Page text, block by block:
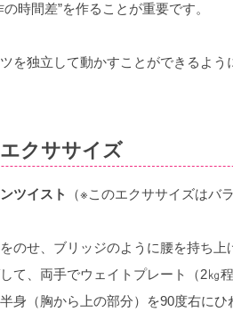
時間差”を作ることが重要です。
を独立して動かすことができるよ
クササイズ
ツイスト （※このエクササイズはバ
のせ、ブリッジのように腰を持ち
て、両手でウェイトプレート（2㎏
身（胸から上の部分）を90度右にひ